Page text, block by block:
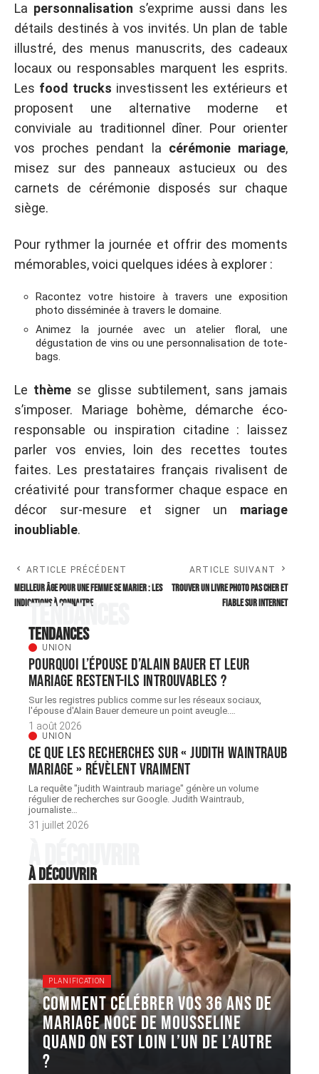
La personnalisation s’exprime aussi dans les
détails destinés à vos invités. Un plan de table
illustré, des menus manuscrits, des cadeaux
locaux ou responsables marquent les esprits.
Les food trucks investissent les extérieurs et
proposent une alternative moderne et
conviviale au traditionnel dîner. Pour orienter
vos proches pendant la cérémonie mariage,
misez sur des panneaux astucieux ou des
carnets de cérémonie disposés sur chaque
siège.
Pour rythmer la journée et offrir des moments
mémorables, voici quelques idées à explorer :
Racontez votre histoire à travers une exposition
photo disséminée à travers le domaine.
Animez la journée avec un atelier floral, une
dégustation de vins ou une personnalisation de tote-
bags.
Le thème se glisse subtilement, sans jamais
s’imposer. Mariage bohème, démarche éco-
responsable ou inspiration citadine : laissez
parler vos envies, loin des recettes toutes
faites. Les prestataires français rivalisent de
créativité pour transformer chaque espace en
décor sur-mesure et signer un mariage
inoubliable.
ARTICLE PRÉCÉDENT
Meilleur âge pour une femme se marier : les
indications à connaitre
ARTICLE SUIVANT
Trouver un livre photo pas cher et
fiable sur internet
Tendances
Tendances
UNION
Pourquoi l’épouse d’Alain Bauer et leur
mariage restent-ils introuvables ?
Sur les registres publics comme sur les réseaux sociaux,
l'épouse d'Alain Bauer demeure un point aveugle.
1 août 2026
UNION
Ce que les recherches sur « judith Waintraub
mariage » révèlent vraiment
La requête "judith Waintraub mariage" génère un volume
régulier de recherches sur Google. Judith Waintraub,
journaliste
31 juillet 2026
À découvrir
À découvrir
PLANIFICATION
Comment célébrer vos 36 ans de
mariage Noce de mousseline
quand on est loin l’un de l’autre
?